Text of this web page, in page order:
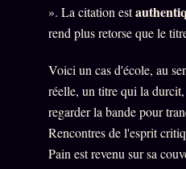
Oracle Famille
Oracle Sigil Sonore
Oracle Parfum
Oracle Anniversaire
Oracle Carte du Jour
Oracle Algorithme
». La citation est
rend plus retorse que le
Voici un cas d'école, au sens propre. Une citation
réelle, un titre qui la durcit,
regarder la bande pour
Rencontres de l'esprit
Pain est revenu sur sa